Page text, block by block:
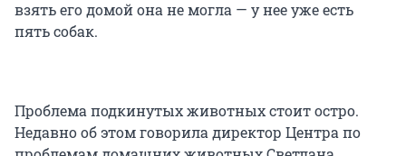
взять его домой она не могла — у нее уже есть
пять собак.
Проблема подкинутых животных стоит остро.
Недавно об этом говорила директор Центра по